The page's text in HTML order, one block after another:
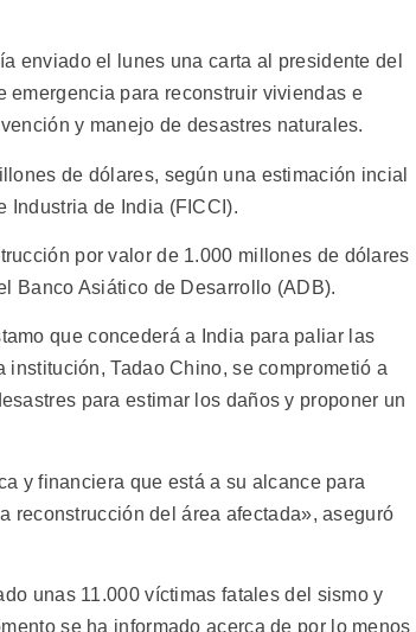
enviado el lunes una carta al presidente del
emergencia para reconstruir viviendas e
y manejo de desastres naturales.
de dólares, según una estimación incial
Industria de India (FICCI).
por valor de 1.000 millones de dólares
Banco Asiático de Desarrollo (ADB).
que concederá a India para paliar las
Tadao Chino, se comprometió a
para estimar los daños y proponer un
y financiera que está a su alcance para
reconstrucción del área afectada», aseguró
unas 11.000 víctimas fatales del sismo y
se ha informado acerca de por lo menos